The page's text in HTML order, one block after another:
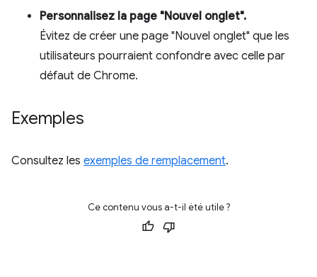
Personnalisez la page "Nouvel onglet".
Évitez de créer une page "Nouvel onglet" que les
utilisateurs pourraient confondre avec celle par
défaut de Chrome.
Exemples
Consultez les exemples de remplacement.
Ce contenu vous a-t-il été utile ?